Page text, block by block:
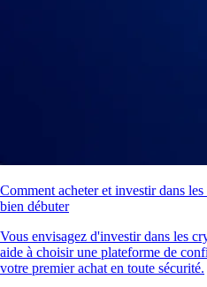
Comment acheter et investir dans
bien débuter
Vous envisagez d'investir dans les
aide à choisir une plateforme de
votre premier achat en toute sécurité.